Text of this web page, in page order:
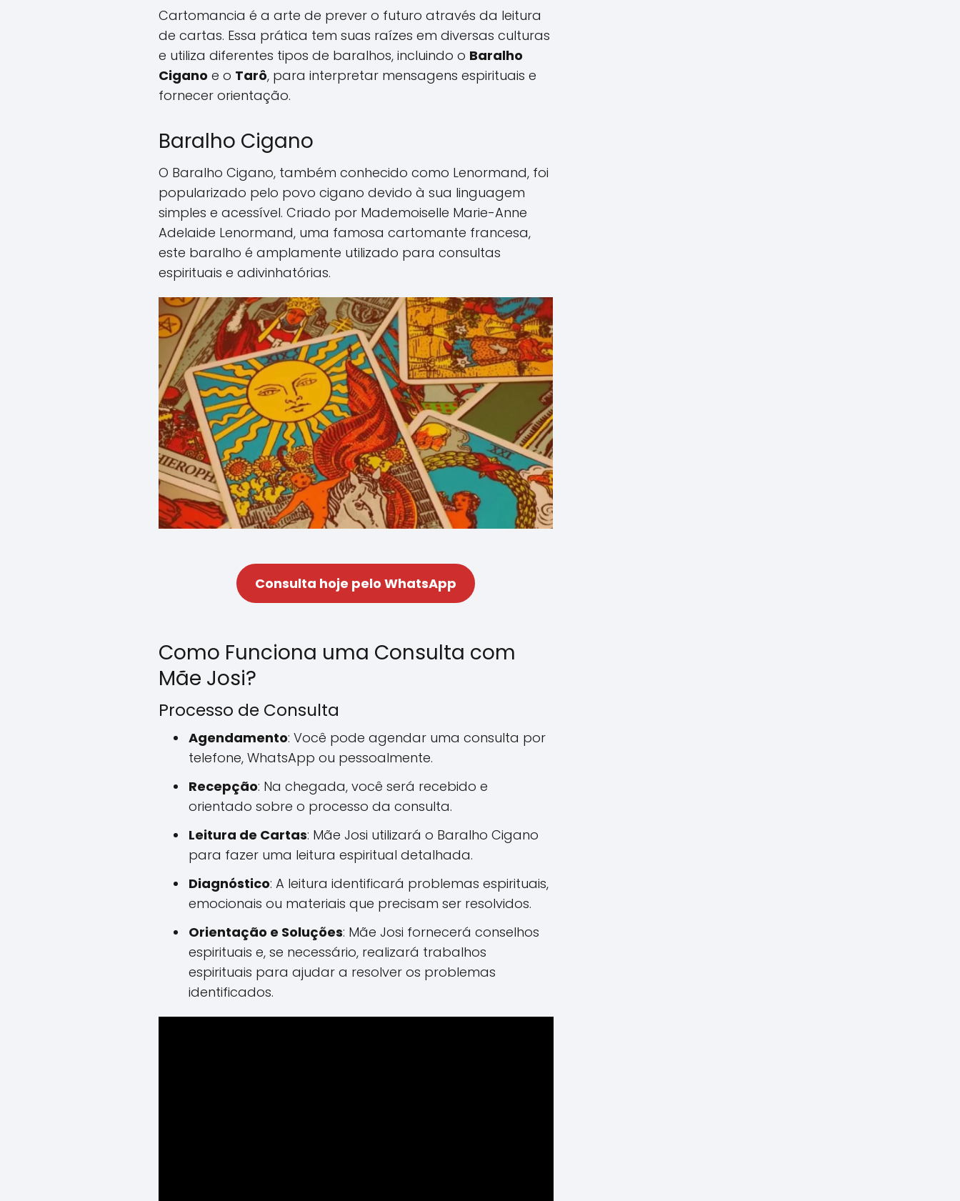
Cartomancia é a arte de prever o futuro através da leitura
de cartas. Essa prática tem suas raízes em diversas culturas
e utiliza diferentes tipos de baralhos, incluindo o Baralho
Cigano e o Tarô, para interpretar mensagens espirituais e
fornecer orientação.
Baralho Cigano
O Baralho Cigano, também conhecido como Lenormand, foi
popularizado pelo povo cigano devido à sua linguagem
simples e acessível. Criado por Mademoiselle Marie-Anne
Adelaide Lenormand, uma famosa cartomante francesa,
este baralho é amplamente utilizado para consultas
espirituais e adivinhatórias.
Consulta hoje pelo WhatsApp
Como Funciona uma Consulta com
Mãe Josi?
Processo de Consulta
Agendamento: Você pode agendar uma consulta por
telefone, WhatsApp ou pessoalmente.
Recepção: Na chegada, você será recebido e
orientado sobre o processo da consulta.
Leitura de Cartas: Mãe Josi utilizará o Baralho Cigano
para fazer uma leitura espiritual detalhada.
Diagnóstico: A leitura identificará problemas espirituais,
emocionais ou materiais que precisam ser resolvidos.
Orientação e Soluções: Mãe Josi fornecerá conselhos
espirituais e, se necessário, realizará trabalhos
espirituais para ajudar a resolver os problemas
identificados.